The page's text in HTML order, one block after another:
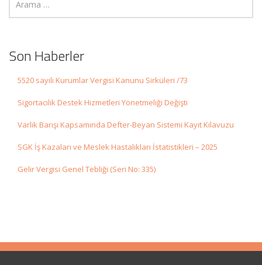
Son Haberler
5520 sayılı Kurumlar Vergisi Kanunu Sirküleri /73
Sigortacılık Destek Hizmetleri Yönetmeliği Değişti
Varlık Barışı Kapsamında Defter-Beyan Sistemi Kayıt Kılavuzu
SGK İş Kazaları ve Meslek Hastalıkları İstatistikleri – 2025
Gelir Vergisi Genel Tebliği (Seri No: 335)